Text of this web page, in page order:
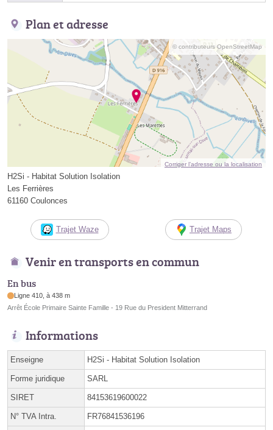
Plan et adresse
© contributeurs OpenStreetMap
Corriger l’adresse ou la localisation
H2Si - Habitat Solution Isolation
Les Ferrières
61160 Coulonces
Trajet Waze Trajet Maps
Venir en transports en commun
En bus
Ligne 410, à 438 m
Arrêt École Primaire Sainte Famille - 19 Rue du President Mitterrand
Informations
Enseigne H2Si - Habitat Solution Isolation
Forme juridique SARL
SIRET 84153619600022
N° TVA Intra. FR76841536196